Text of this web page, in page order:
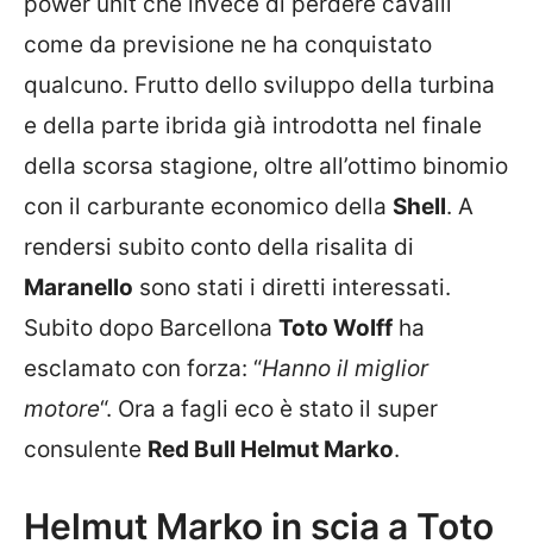
come da previsione ne ha conquistato
qualcuno. Frutto dello sviluppo della turbina
e della parte ibrida già introdotta nel finale
della scorsa stagione, oltre all’ottimo binomio
con il carburante economico della Shell. A
rendersi subito conto della risalita di
Maranello sono stati i diretti interessati.
Subito dopo Barcellona Toto Wolff ha
esclamato con forza: “Hanno il miglior
motore“. Ora a fagli eco è stato il super
consulente Red Bull Helmut Marko.
Helmut Marko in scia a Toto